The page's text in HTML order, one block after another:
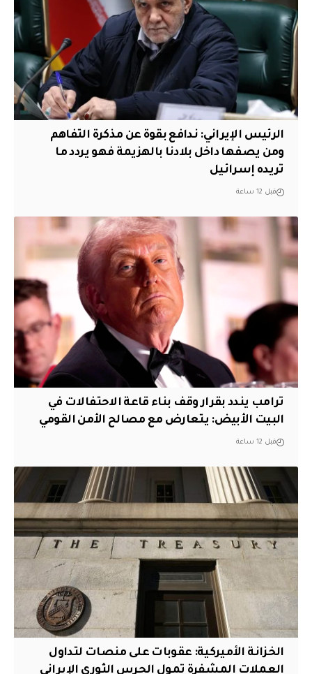
الرئيس الإيراني: ندافع بقوة عن مذكرة التفاهم
ومن يصفها داخل بلادنا بالهزيمة فهو يردد ما
تريده إسرائيل
قبل 12 ساعة
ترامب يندد بقرار وقف بناء قاعة الاحتفالات في
البيت الأبيض: يتعارض مع مصالح الأمن القومي
قبل 12 ساعة
الخزانة الأميركية: عقوبات على منصات لتداول
العملات المشفرة تمول الحرس الثوري الإيراني